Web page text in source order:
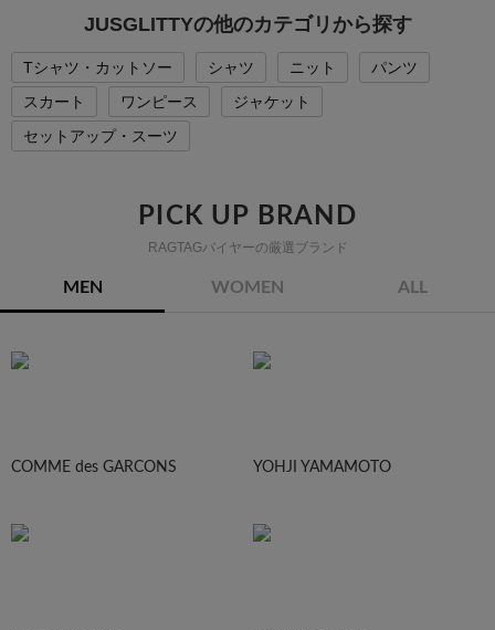
JUSGLITTYの他のカテゴリから探す
Tシャツ・カットソー シャツ ニット
パンツ
スカート
ワンピース
ジャケット
セットアップ・スーツ
PICK UP BRAND
RAGTAGバイヤーの厳選ブランド
MEN WOMEN ALL
COMME des GARCONS YOHJI YAMAMOTO